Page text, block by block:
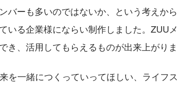
バーも多いのではないか、という考えか
いる企業様にならい制作しました。ZUU
き、活用してもらえるものが出来上がりま
を一緒につくっていってほしい、ライフ